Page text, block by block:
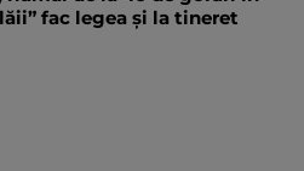
fac legea și la tineret